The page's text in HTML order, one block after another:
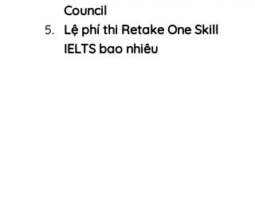
Council
Lệ phí thi Retake One Skill
IELTS bao nhiêu